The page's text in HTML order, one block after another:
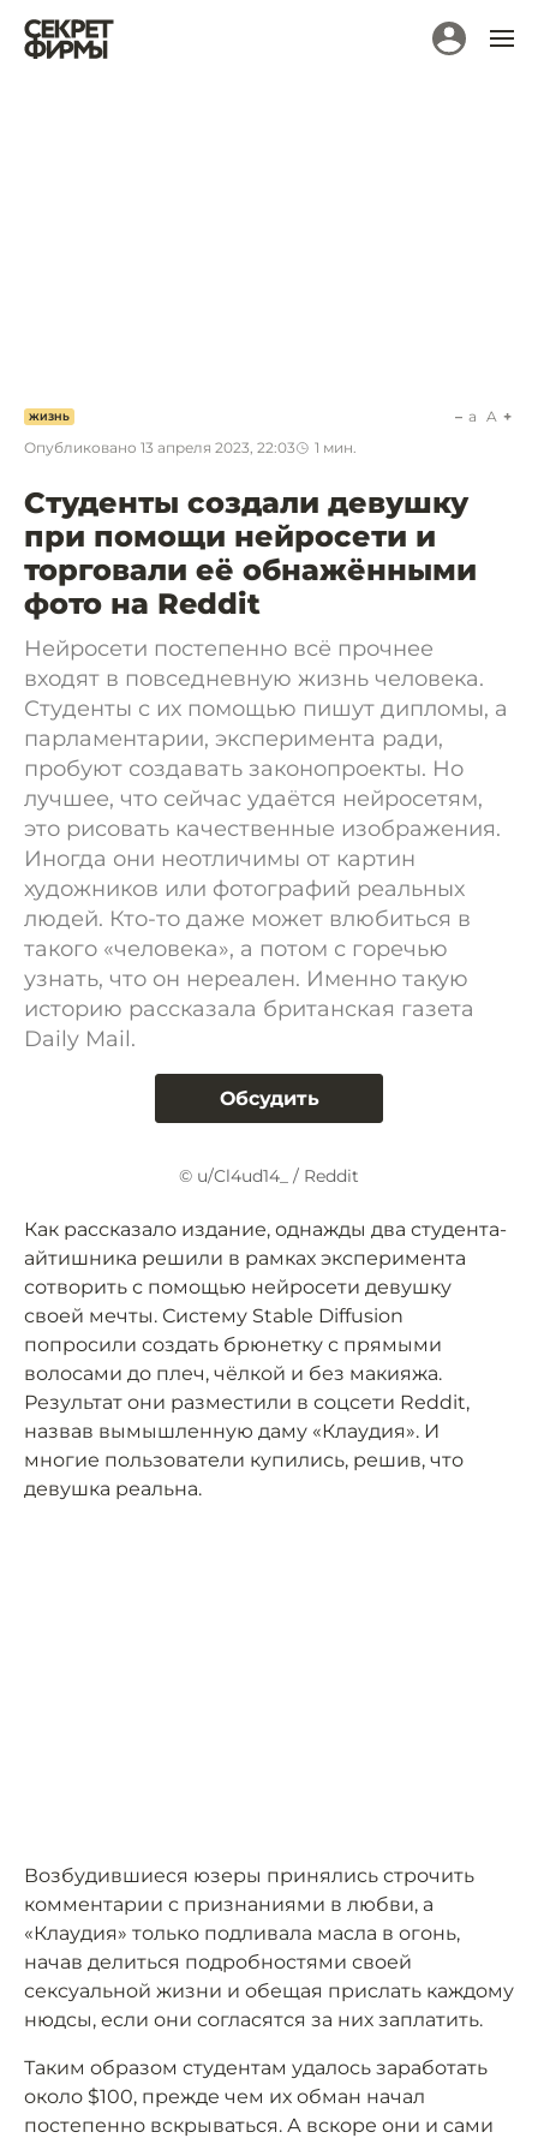
ЖИЗНЬ
Опубликовано 13 апреля 2023, 22:03 1 мин.
a A
Студенты создали девушку
при помощи нейросети и
торговали её обнажёнными
фото на Reddit
Нейросети постепенно всё прочнее
входят в повседневную жизнь человека.
Студенты с их помощью пишут дипломы, а
парламентарии, эксперимента ради,
пробуют создавать законопроекты. Но
лучшее, что сейчас удаётся нейросетям,
это рисовать качественные изображения.
Иногда они неотличимы от картин
художников или фотографий реальных
людей. Кто-то даже может влюбиться в
такого «человека», а потом с горечью
узнать, что он нереален. Именно такую
историю рассказала британская газета
Daily Mail.
Обсудить
© u/Cl4ud14_ / Reddit
Как рассказало издание, однажды два студента-
айтишника решили в рамках эксперимента
сотворить с помощью нейросети девушку
своей мечты. Систему Stable Diffusion
попросили создать брюнетку с прямыми
волосами до плеч, чёлкой и без макияжа.
Результат они разместили в соцсети Reddit,
назвав вымышленную даму «Клаудия». И
многие пользователи купились, решив, что
девушка реальна.
Возбудившиеся юзеры принялись строчить
комментарии с признаниями в любви, а
«Клаудия» только подливала масла в огонь,
начав делиться подробностями своей
сексуальной жизни и обещая прислать каждому
нюдсы, если они согласятся за них заплатить.
Таким образом студентам удалось заработать
около $100, прежде чем их обман начал
постепенно вскрываться. А вскоре они и сами